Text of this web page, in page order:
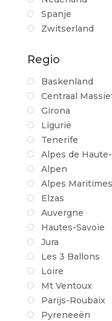
Spanje
Zwitserland
Regio
Baskenland
Centraal
Girona
Ligurië
Tenerife
Alpes de
Alpen
Alpes Maritimes
Elzas
Auvergne
Hautes-Savoie
Jura
Les 3 Ballons
Loire
Mt Ventoux
Parijs-Roubaix
Pyreneeën